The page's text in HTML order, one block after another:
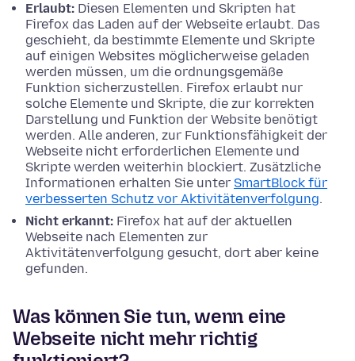
Erlaubt: Diesen Elementen und Skripten hat
Firefox das Laden auf der Webseite erlaubt. Das
geschieht, da bestimmte Elemente und Skripte
auf einigen Websites möglicherweise geladen
werden müssen, um die ordnungsgemäße
Funktion sicherzustellen. Firefox erlaubt nur
solche Elemente und Skripte, die zur korrekten
Darstellung und Funktion der Website benötigt
werden. Alle anderen, zur Funktionsfähigkeit der
Webseite nicht erforderlichen Elemente und
Skripte werden weiterhin blockiert. Zusätzliche
Informationen erhalten Sie unter SmartBlock für
verbesserten Schutz vor Aktivitätenverfolgung.
Nicht erkannt: Firefox hat auf der aktuellen
Webseite nach Elementen zur
Aktivitätenverfolgung gesucht, dort aber keine
gefunden.
Was können Sie tun, wenn eine
Webseite nicht mehr richtig